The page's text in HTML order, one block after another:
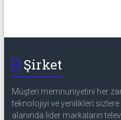
Şirket
Müşteri memnuniyetini her
teknolojiyi ve yenilikleri
alanında lider markaların